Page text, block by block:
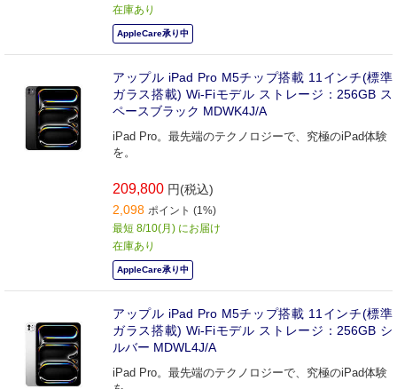
在庫あり
AppleCare承り中
アップル iPad Pro M5チップ搭載 11インチ(標準
ガラス搭載) Wi-Fiモデル ストレージ：256GB ス
ペースブラック MDWK4J/A
iPad Pro。最先端のテクノロジーで、究極のiPad体験
を。
209,800 円(税込)
2,098 ポイント (1%)
最短 8/10(月) にお届け
在庫あり
AppleCare承り中
アップル iPad Pro M5チップ搭載 11インチ(標準
ガラス搭載) Wi-Fiモデル ストレージ：256GB シ
ルバー MDWL4J/A
iPad Pro。最先端のテクノロジーで、究極のiPad体験